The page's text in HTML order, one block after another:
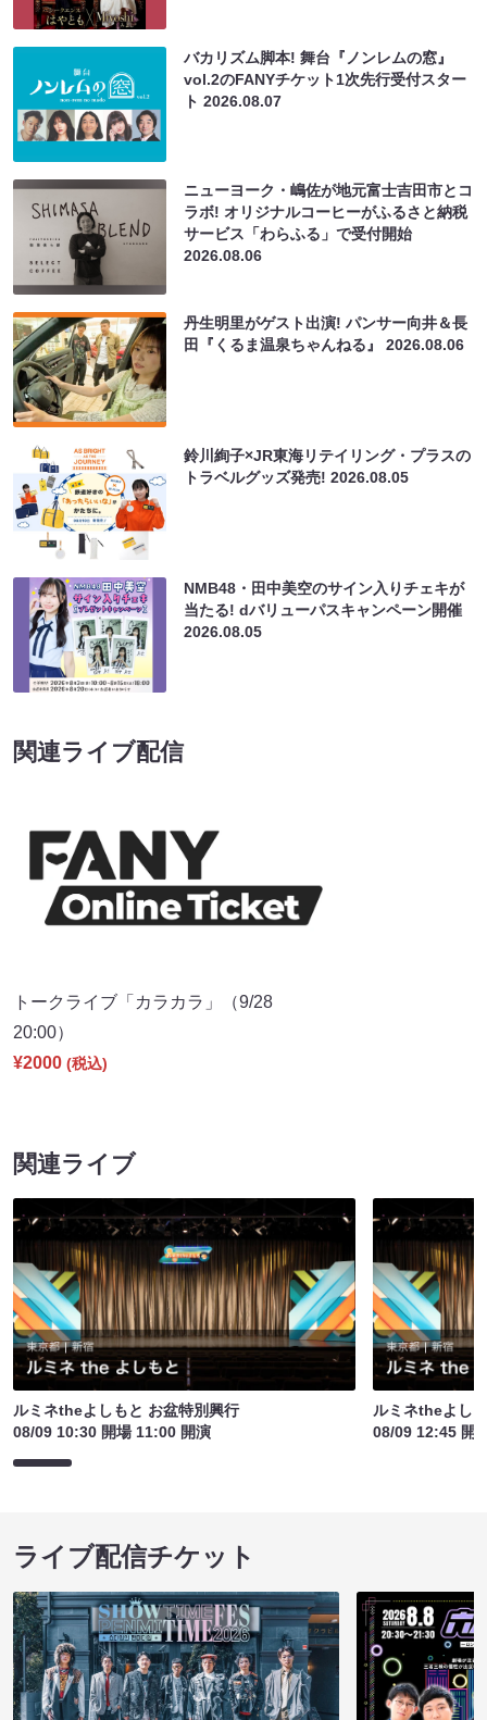
バカリズム脚本! 舞台『ノンレムの窓』
vol.2のFANYチケット1次先行受付スター
ト2026.08.07
ニューヨーク・嶋佐が地元富士吉田市とコ
ラボ! オリジナルコーヒーがふるさと納税
サービス「わらふる」で受付開始
2026.08.06
丹生明里がゲスト出演! パンサー向井＆長
田『くるま温泉ちゃんねる』2026.08.06
鈴川絢子×JR東海リテイリング・プラスの
トラベルグッズ発売!2026.08.05
NMB48・田中美空のサイン入りチェキが
当たる! dバリューパスキャンペーン開催
2026.08.05
関連ライブ配信
トークライブ「カラカラ」（9/28
20:00）
¥2000 (税込)
関連ライブ
ルミネtheよしもと お盆特別興行
08/09 10:30 開場 11:00 開演
ルミネtheよし
08/09 12:45 開
ライブ配信チケット